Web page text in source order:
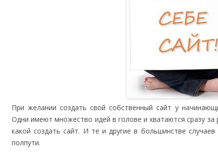
При желании создать свой собственный сайт у
Одни имеют множество идей в голове и хватаются сразу за
какой создать сайт. И те и другие в большинстве
полпути.